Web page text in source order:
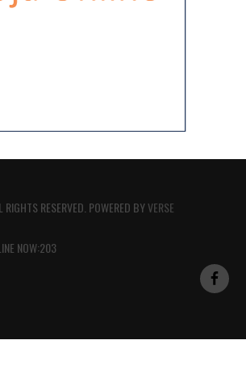
RESERVED. POWERED BYVERSE
NOW:203